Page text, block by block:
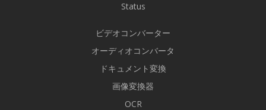
Status
ビデオコンバーター
オーディオコンバータ
ドキュメント変換
画像変換器
OCR